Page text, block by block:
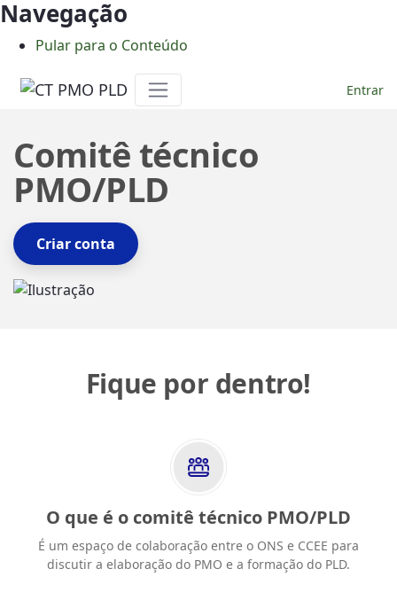
Navegação
Pular para o Conteúdo
Entrar
Comitê técnico
PMO/PLD
Criar conta
Fique por dentro!
O que é o comitê técnico PMO/PLD
É um espaço de colaboração entre o ONS e CCEE para
discutir a elaboração do PMO e a formação do PLD.